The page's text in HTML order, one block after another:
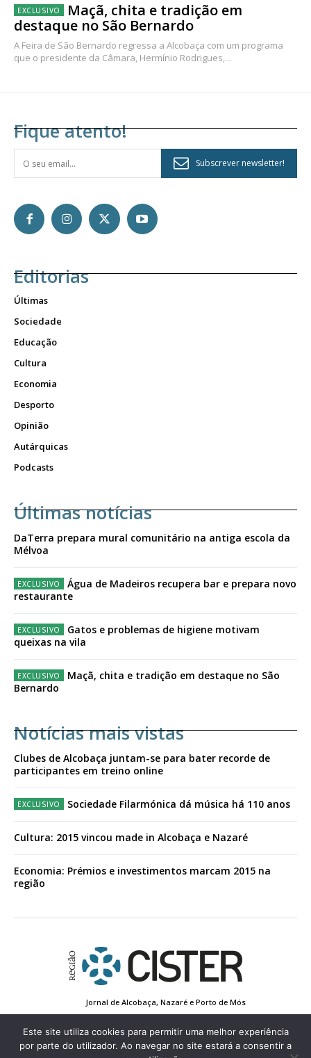
Maçã, chita e tradição em
destaque no São Bernardo
A Feira de São Bernardo regressa a Alcobaça com um programa
que o presidente da Câmara, Hermínio Rodrigues,...
Fique atento!
Subscrever newsletter!
Editorias
Últimas
Sociedade
Educação
Cultura
Economia
Desporto
Opinião
Autárquicas
Podcasts
Últimas notícias
DaTerra prepara mural comunitário na antiga escola da
Mélvoa
Água de Madeiros recupera bar e prepara novo
restaurante
Gatos e problemas de higiene motivam
queixas na vila
Maçã, chita e tradição em destaque no São
Bernardo
Notícias mais vistas
Clubes de Alcobaça juntam-se para bater recorde de
participantes em treino online
Sociedade Filarmónica dá música há 110 anos
Cultura: 2015 vincou made in Alcobaça e Nazaré
Economia: Prémios e investimentos marcam 2015 na
região
Jornal de Alcobaça, Nazaré e Porto de Mós
Conta de Registo
Edição Impressa
Este site utiliza cookies para permitir uma melhor experiência
por parte do utilizador. Ao navegar no site estará a consentir a